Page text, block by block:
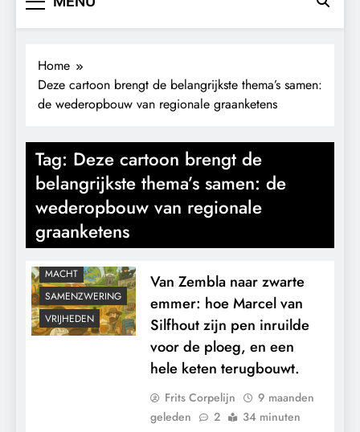
Home
Deze cartoon brengt de belangrijkste thema’s samen:
de wederopbouw van regionale graanketens
Tag: Deze cartoon brengt de
belangrijkste thema’s samen: de
wederopbouw van regionale
graanketens
CONTROLE
GEOPOLITIEK
MACHT
SAMENZWERING
VRIJHEDEN
Van Zembla naar zwarte
emmer: hoe Marcel van
Silfhout zijn pen inruilde
voor de ploeg, en een
hele keten terugbouwt.
Frits Corpelijn
9 maanden
geleden
2 34 minuten